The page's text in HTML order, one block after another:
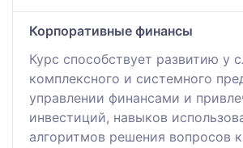
Корпоративные финансы
Курс способствует развитию у
комплексного и системного
управлении финансами и
инвестиций, навыков
алгоритмов решения вопросов